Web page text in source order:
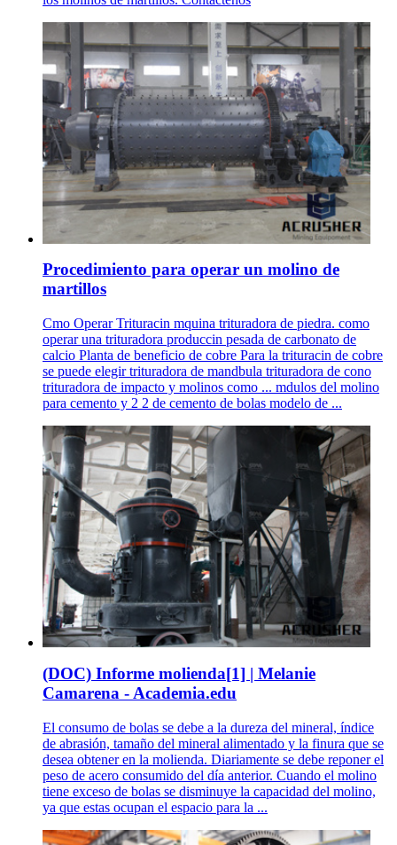
Procedimiento para operar un molino de
martillos
Cmo Operar Trituracin mquina trituradora de piedra. como
operar una trituradora produccin pesada de carbonato de
calcio Planta de beneficio de cobre Para la trituracin de cobre
se puede elegir trituradora de mandbula trituradora de cono
trituradora de impacto y molinos como ... mdulos del molino
para cemento y 2 2 de cemento de bolas modelo de ...
(DOC) Informe molienda[1] | Melanie
Camarena - Academia.edu
El consumo de bolas se debe a la dureza del mineral, índice
de abrasión, tamaño del mineral alimentado y la finura que se
desea obtener en la molienda. Diariamente se debe reponer el
peso de acero consumido del día anterior. Cuando el molino
tiene exceso de bolas se disminuye la capacidad del molino,
ya que estas ocupan el espacio para la ...